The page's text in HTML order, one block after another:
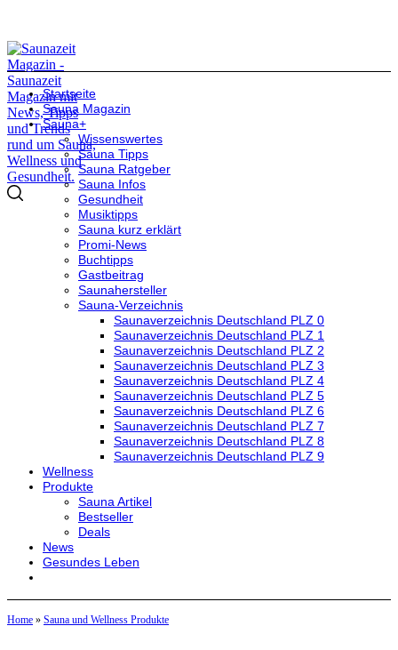
Startseite
Sauna Magazin
Sauna+
Wissenswertes
Sauna Tipps
Sauna Ratgeber
Sauna Infos
Gesundheit
Musiktipps
Sauna kurz erklärt
Promi-News
Buchtipps
Gastbeitrag
Saunahersteller
Sauna-Verzeichnis
Saunaverzeichnis Deutschland PLZ 0
Saunaverzeichnis Deutschland PLZ 1
Saunaverzeichnis Deutschland PLZ 2
Saunaverzeichnis Deutschland PLZ 3
Saunaverzeichnis Deutschland PLZ 4
Saunaverzeichnis Deutschland PLZ 5
Saunaverzeichnis Deutschland PLZ 6
Saunaverzeichnis Deutschland PLZ 7
Saunaverzeichnis Deutschland PLZ 8
Saunaverzeichnis Deutschland PLZ 9
Wellness
Produkte
Sauna Artikel
Bestseller
Deals
News
Gesundes Leben
Home » Sauna und Wellness Produkte